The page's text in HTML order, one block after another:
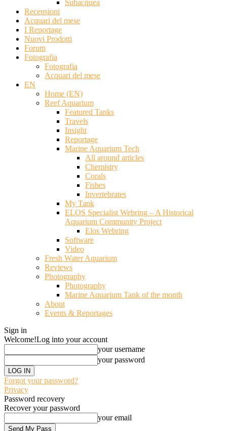
Subacquea
Recensioni
Acquari del mese
I Reportage
Nuovi Prodotti
Forum
Fotografia
Fotografia
Acquari del mese
EN
Home (EN)
Reef Aquarium
Featured Tanks
Travels
Insight
Reportage
Marine Aquarium Tech
All around articles
Chemistry
Corals
Fishes
Invertebrates
My Tank
ELOS Specialist Webring – A Historical
Aquarium Community Project
Elos Webring
Software
Video
Fresh Water Aquarium
Reviews
Photography
Photography
Marine Aquarium Tank of the month
About
Events & Reportages
Sign in
Welcome!Log into your account
your username
your password
Forgot your password?
Privacy
Password recovery
Recover your password
your email